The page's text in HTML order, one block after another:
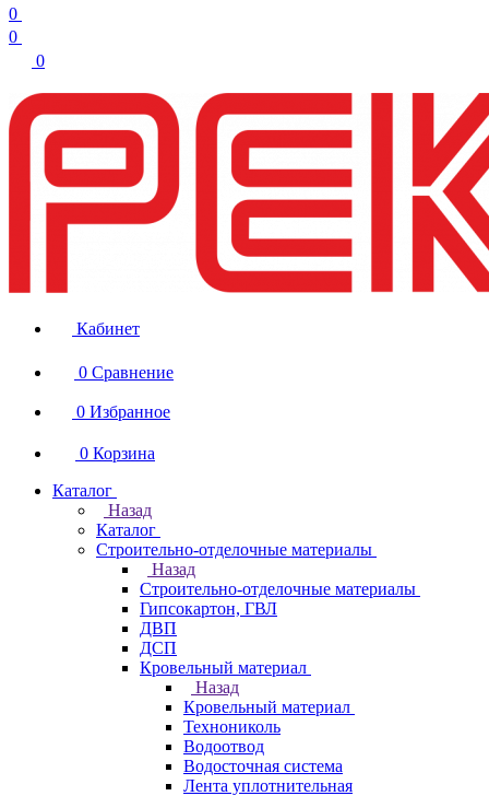
0
0
0
Кабинет
0 Сравнение
0 Избранное
0 Корзина
Каталог
Назад
Каталог
Строительно-отделочные материалы
Назад
Строительно-отделочные материалы
Гипсокартон, ГВЛ
ДВП
ДСП
Кровельный материал
Назад
Кровельный материал
Технониколь
Водоотвод
Водосточная система
Лента уплотнительная